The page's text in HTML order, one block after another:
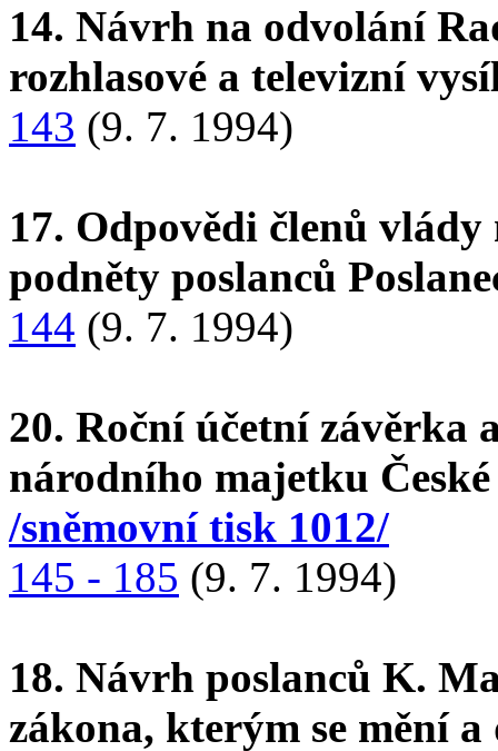
14. Návrh na odvolání
rozhlasové a televizní
143 (9. 7. 1994)
17. Odpovědi členů
podněty poslanců
144 (9. 7. 1994)
20. Roční účetní závěrka
národního majetku
/sněmovní tisk 1012/
145 - 185 (9. 7. 1994)
18. Návrh poslanců K.
zákona, kterým se mění